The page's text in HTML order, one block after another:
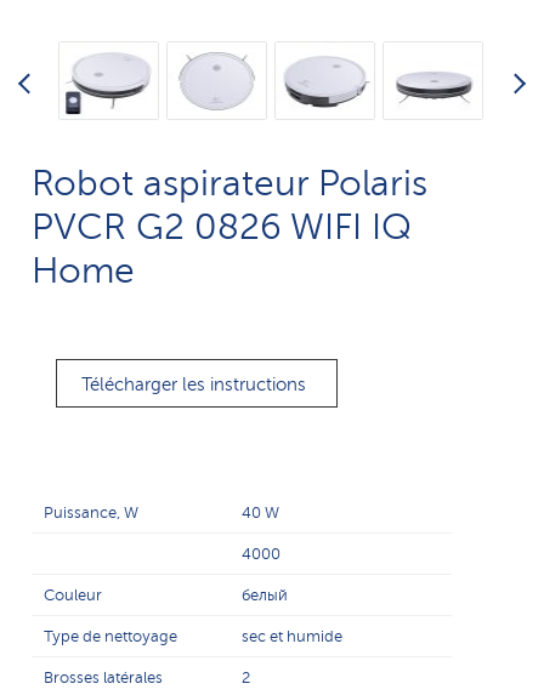
Robot aspirateur Polaris
PVCR G2 0826 WIFI IQ
Home
Télécharger les instructions
Puissance, W 40 W
4000
Couleur белый
Type de nettoyage sec et humide
Brosses latérales 2